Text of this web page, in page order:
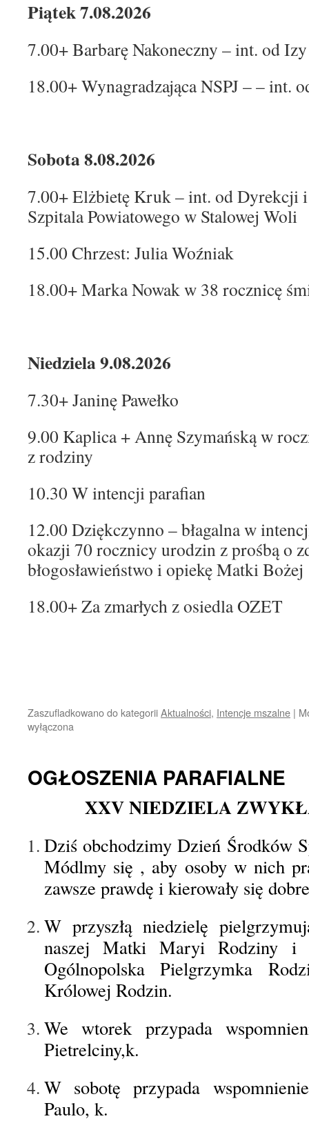
Piątek 7.08.2026
7.00+ Barbarę Nakoneczny – int. od Izy
18.00+ Wynagradzająca NSPJ – – int.
Sobota 8.08.2026
7.00+ Elżbietę Kruk – int. od Dyrekcji
Szpitala Powiatowego w Stalowej Woli
15.00 Chrzest: Julia Woźniak
18.00+ Marka Nowak w 38 rocznicę
Niedziela 9.08.2026
7.30+ Janinę Pawełko
9.00 Kaplica + Annę Szymańską w
z rodziny
10.30 W intencji parafian
12.00 Dziękczynno – błagalna w
okazji 70 rocznicy urodzin z prośbą o
błogosławieństwo i opiekę Matki Bożej
18.00+ Za zmarłych z osiedla OZET
Zaszufladkowano do kategoriiAktualności, Intencje mszalne |
wyłączona
OGŁOSZENIA PARAFIALNE
XXV NIEDZIELA
Dziś obchodzimy Dzień Środków
Módlmy się , aby osoby w nich
zawsze prawdę i kierowały się
W przyszłą niedzielę
naszej Matki Maryi Rodziny i
Ogólnopolska Pielgrzymka
Królowej Rodzin.
We wtorek przypada
Pietrelciny,k.
W sobotę przypada
Paulo, k.